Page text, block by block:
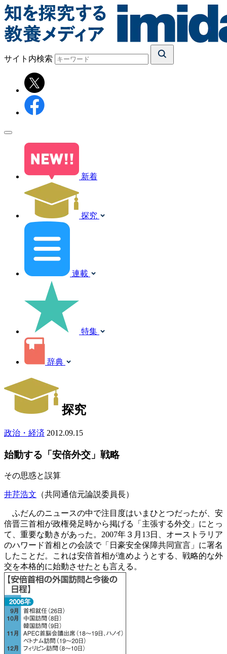
サイト内検索
新着
探究
連載
特集
辞典
探究
政治・経済 2012.09.15
始動する「安倍外交」戦略
その思惑と誤算
井芹浩文 （共同通信元論説委員長）
ふだんのニュースの中で注目度はいまひとつだったが、安
倍晋三首相が政権発足時から掲げる「主張する外交」にとっ
て、重要な動きがあった。2007年３月13日、オーストラリア
のハワード首相との会談で「日豪安全保障共同宣言」に署名
したことだ。これは安倍首相が進めようとする、戦略的な外
交を本格的に始動させたとも言える。